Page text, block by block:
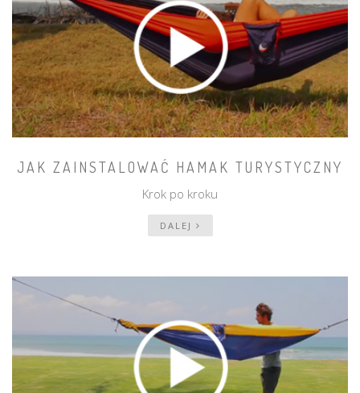
JAK ZAINSTALOWAĆ HAMAK TURYSTYCZNY
Krok po kroku
DALEJ